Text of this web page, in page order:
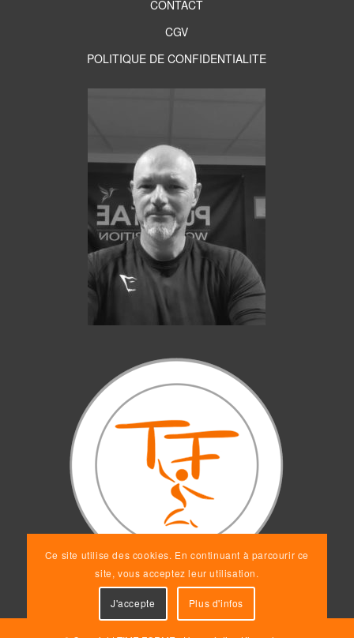
CONTACT
CGV
POLITIQUE DE CONFIDENTIALITE
Ce site utilise des cookies. En continuant à parcourir ce
site, vous acceptez leur utilisation.
J'accepte Plus d'infos